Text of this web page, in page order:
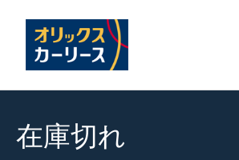
在庫切れ